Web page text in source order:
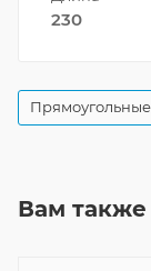
230
Вам также